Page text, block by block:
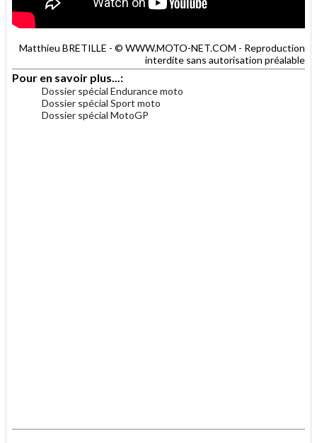
Matthieu BRETILLE - © WWW.MOTO-NET.COM - Reproduction
interdite sans autorisation préalable
Pour en savoir plus...:
Dossier spécial Endurance moto
Dossier spécial Sport moto
Dossier spécial MotoGP